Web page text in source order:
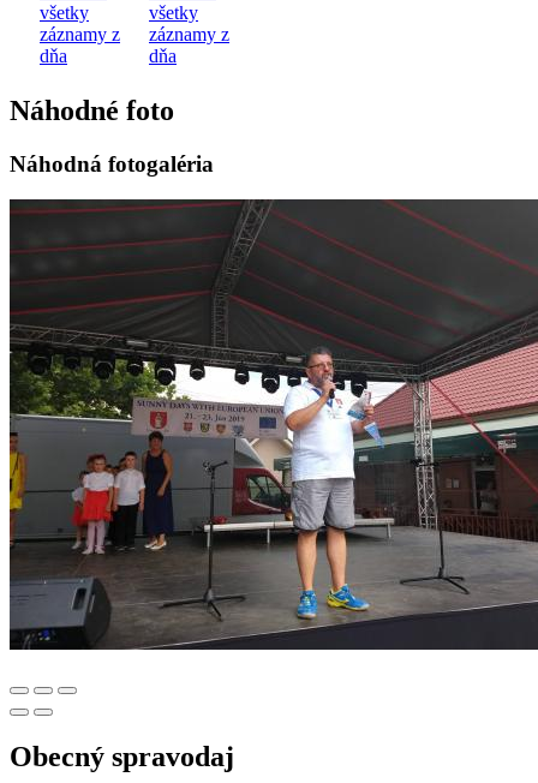
všetky
záznamy z
dňa
všetky
záznamy z
dňa
Náhodné foto
Náhodná fotogaléria
Obecný spravodaj